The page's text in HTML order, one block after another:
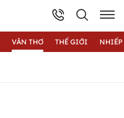
VĂN THƠ THẾ GIỚI